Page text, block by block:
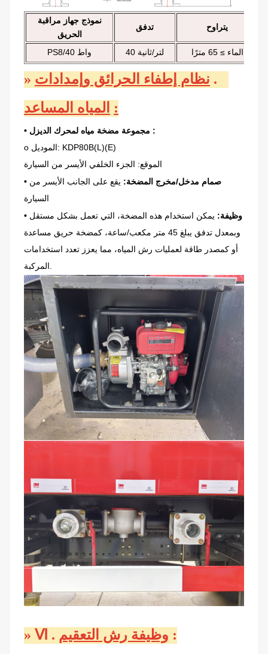
نموذج جهاز مراقبة
الحريق
تدفق يتراوح
PS8/40 واط 40 لتر/ثانية الماء ≥ 65 مترًا
» . نظام إطفاء الحرائق وإمدادات
:
:
o الموديل: KDP80B(L)(E)
الموقع: الجزء الخلفي الأيسر من السيارة
• صمام مدخل/مخرج المضخة: يقع على الجانب الأيسر من
السيارة
• وظيفة: يمكن استخدام هذه المضخة، التي تعمل بشكل مستقل
وبمعدل تدفق يبلغ 45 متر مكعب/ساعة، كمضخة حريق مساعدة
أو كمصدر طاقة لعمليات رش المياه، مما يعزز تعدد استخدامات
» Ⅵ . :